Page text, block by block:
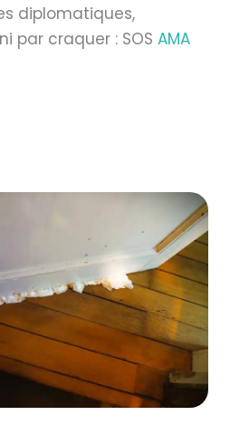
diplomatiques,
par craquer : SOS AMA